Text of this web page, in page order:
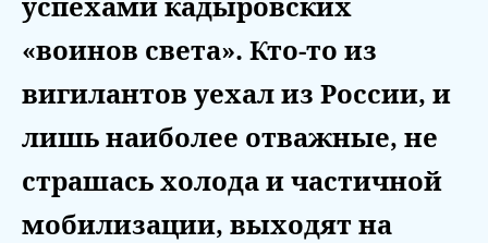
«воинов света». Кто-то из
вигилантов уехал из России, и
лишь наиболее отважные, не
страшась холода и частичной
мобилизации, выходят на